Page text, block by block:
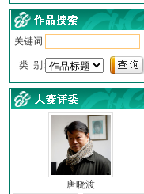
关键词:
类 别:
唐晓渡